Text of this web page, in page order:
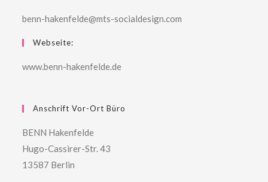
benn-hakenfelde@mts-socialdesign.com
Webseite:
www.benn-hakenfelde.de
Anschrift Vor-Ort Büro
BENN Hakenfelde
Hugo-Cassirer-Str. 43
13587 Berlin